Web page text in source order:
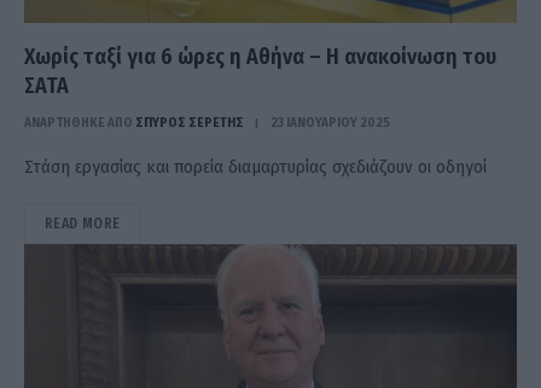
Χωρίς ταξί για 6 ώρες η Αθήνα – Η ανακοίνωση του
ΣΑΤΑ
ΑΝΑΡΤΗΘΗΚΕ ΑΠΟ ΣΠΎΡΟΣ ΣΕΡΈΤΗΣ 23 ΙΑΝΟΥΑΡΊΟΥ 2025
Στάση εργασίας και πορεία διαμαρτυρίας σχεδιάζουν οι οδηγοί
READ MORE